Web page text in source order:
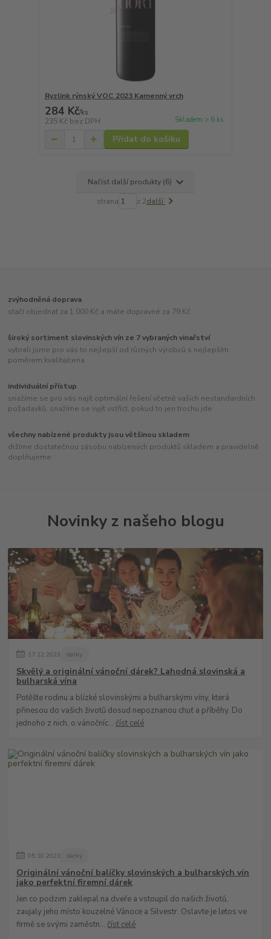
Ryzlink rýnský VOC 2023 Kamenný vrch
284 Kč/ks
235 Kč bez DPH Skladem > 6 ks
Přidat do košíku
Načíst další produkty (6)
strana z 2další
zvýhodněná doprava
stačí objednat za 1.000 Kč a máte dopravné za 79 Kč
široký sortiment slovinských vín ze 7 vybraných vinařství
vybrali jsme pro vás to nejlepší od různých výrobců s nejlepším
poměrem kvalita/cena
individuální přístup
snažíme se pro vás najít optimální řešení včetně vašich nestandardních
požadavků, snažíme se vyjít vstříct, pokud to jen trochu jde
všechny nabízené produkty jsou většinou skladem
držíme dostatečnou zásobu nabízených produktů skladem a pravidelně
doplňujeme
Novinky z našeho blogu
17. 12.2023 dárky
Skvělý a originální vánoční dárek? Lahodná slovinská a
bulharská vína
Potěšte rodinu a blízké slovinskými a bulharskými víny, která
přinesou do vašich životů dosud nepoznanou chuť a příběhy. Do
jednoho z nich, o vánočníc... číst celé
05. 10.2023 dárky
Originální vánoční balíčky slovinských a bulharských vín
jako perfektní firemní dárek
Jen co podzim zaklepal na dveře a vstoupil do našich životů,
zaujaly jeho místo kouzelné Vánoce a Silvestr. Oslavte je letos ve
firmě se svými zaměstn... číst celé